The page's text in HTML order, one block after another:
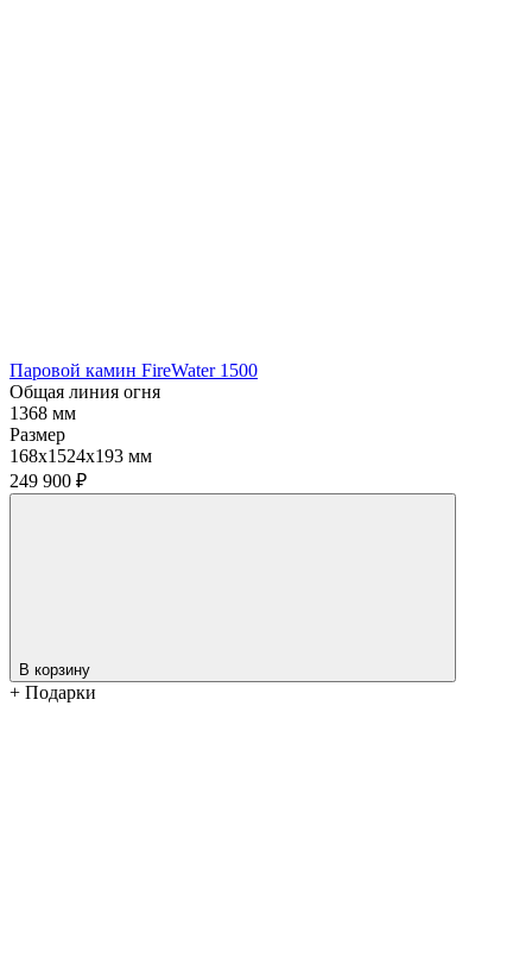
Паровой камин FireWater 1500
Общая линия огня
1368 мм
Размер
168х1524х193 мм
249 900 ₽
В корзину
+ Подарки